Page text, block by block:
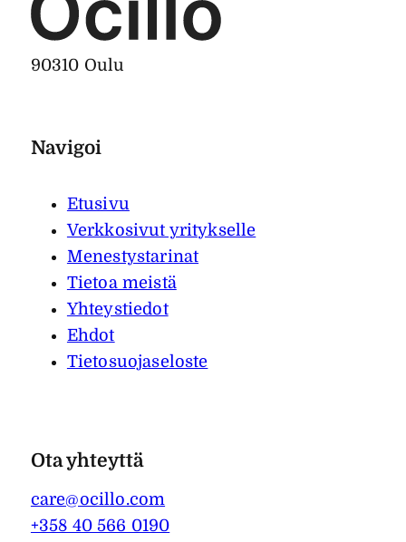
90310 Oulu
Navigoi
Etusivu
Verkkosivut yritykselle
Menestystarinat
Tietoa meistä
Yhteystiedot
Ehdot
Tietosuojaseloste
Ota yhteyttä
care@ocillo.com
+358 40 566 0190